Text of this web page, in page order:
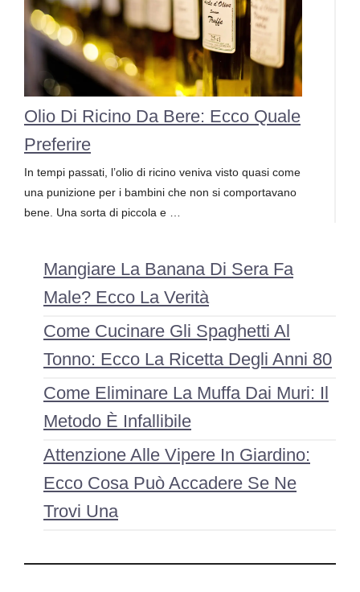
Olio Di Ricino Da Bere: Ecco Quale
Preferire
In tempi passati, l’olio di ricino veniva visto quasi come
una punizione per i bambini che non si comportavano
bene. Una sorta di piccola e …
Mangiare La Banana Di Sera Fa
Male? Ecco La Verità
Come Cucinare Gli Spaghetti Al
Tonno: Ecco La Ricetta Degli Anni 80
Come Eliminare La Muffa Dai Muri: Il
Metodo È Infallibile
Attenzione Alle Vipere In Giardino:
Ecco Cosa Può Accadere Se Ne
Trovi Una